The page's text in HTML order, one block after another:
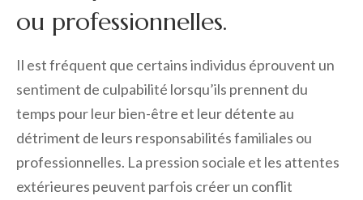
ou professionnelles.
Il est fréquent que certains individus éprouvent un
sentiment de culpabilité lorsqu’ils prennent du
temps pour leur bien-être et leur détente au
détriment de leurs responsabilités familiales ou
professionnelles. La pression sociale et les attentes
extérieures peuvent parfois créer un conflit